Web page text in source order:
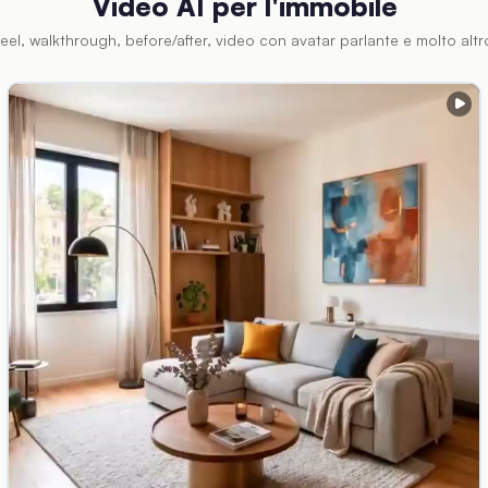
walkthrough, before/after, video con avatar parlante e molto